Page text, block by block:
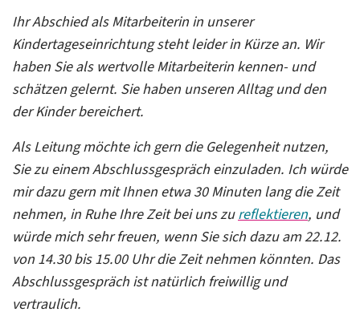
Ihr Abschied als Mitarbeiterin in unserer
Kindertageseinrichtung steht leider in Kürze an. Wir
haben Sie als wertvolle Mitarbeiterin kennen- und
schätzen gelernt. Sie haben unseren Alltag und den
der Kinder bereichert.
Als Leitung möchte ich gern die Gelegenheit nutzen,
Sie zu einem Abschlussgespräch einzuladen. Ich würde
mir dazu gern mit Ihnen etwa 30 Minuten lang die Zeit
nehmen, in Ruhe Ihre Zeit bei uns zureflektieren, und
würde mich sehr freuen, wenn Sie sich dazu am 22.12.
von 14.30 bis 15.00 Uhr die Zeit nehmen könnten. Das
Abschlussgespräch ist natürlich freiwillig und
vertraulich.